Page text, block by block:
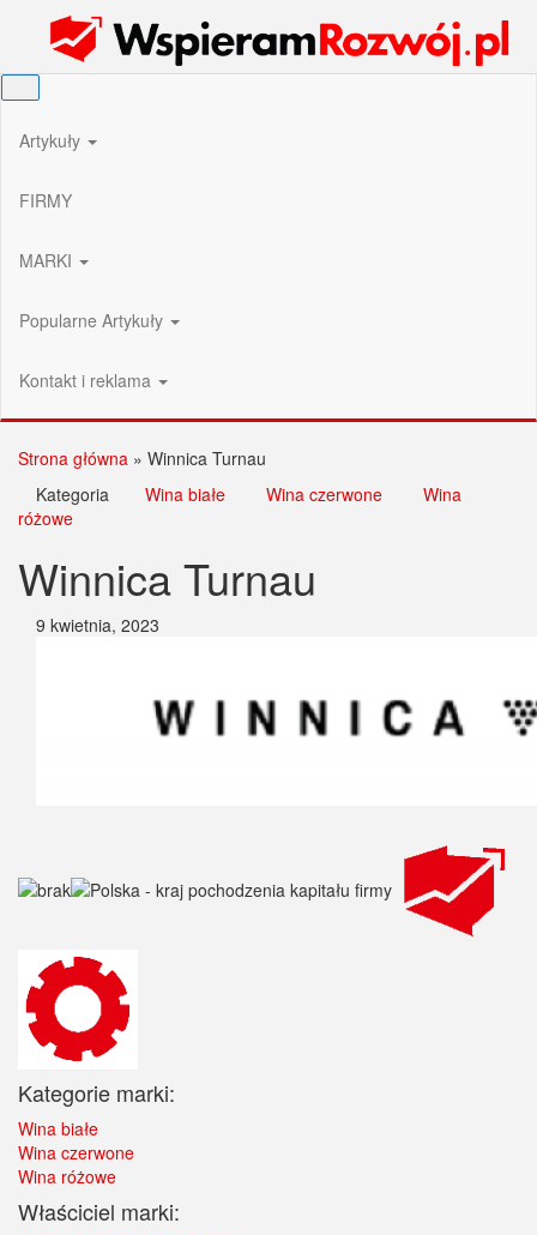
Wspieram Rozwój PL
Artykuły
FIRMY
MARKI
Popularne Artykuły
Kontakt i reklama
Strona główna » Winnica Turnau
Kategoria
Wina białe Wina czerwone
Wina
różowe
Winnica Turnau
9 kwietnia, 2023
Kategorie marki:
Wina białe
Wina czerwone
Wina różowe
Właściciel marki: